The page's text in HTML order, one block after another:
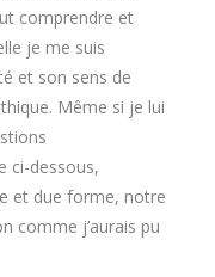
comprendre et
je me suis
et son sens de
Même si je lui
ci-dessous,
et due forme, notre
comme j’aurais pu